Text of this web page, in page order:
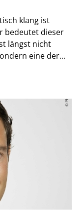
klang ist
bedeutet dieser
längst nicht
eine der...